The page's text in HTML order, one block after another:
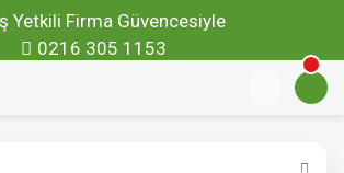
Yetkili Firma Güvencesiyle
0216 305 1153